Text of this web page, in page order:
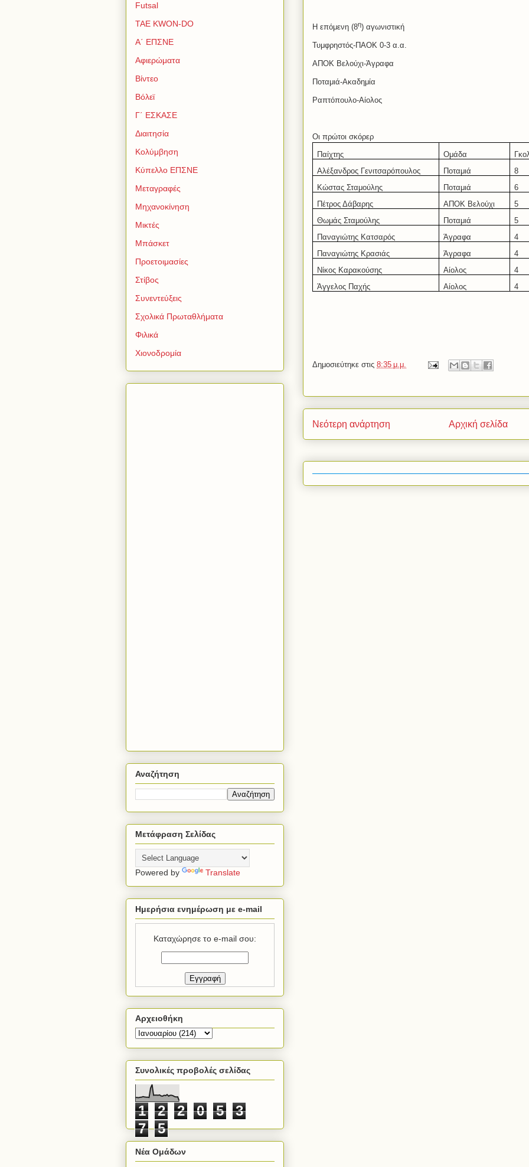
H επόμενη (8η) αγωνιστική
Τυμφρηστός-ΠΑΟΚ 0-3 α.α.
ΑΠΟΚ Βελούχι-Άγραφα
Ποταμιά-Ακαδημία
Ραπτόπουλο-Αίολος
Οι πρώτοι σκόρερ
Παίχτης
Ομάδα
Αλέξανδρος Γενιτσαρόπουλος
Ποταμιά
8
Κώστας Σταμούλης
Ποταμιά
6
Πέτρος Δάβαρης
ΑΠΟΚ Βελούχι
5
Θωμάς Σταμούλης
Ποταμιά
5
Παναγιώτης Κατσαρός
Άγραφα
4
Παναγιώτης Κρασιάς
Άγραφα
4
Νίκος Καρακούσης
Αίολος
4
Άγγελος Παχής
Αίολος 4
Δημοσιεύτηκε στις 8:35 μ.μ.
Νεότερη ανάρτηση Αρχική σελίδα
Futsal
TAE KWON-DO
Α΄ ΕΠΣΝΕ
Αφιερώματα
Βίντεο
Βόλεϊ
Γ΄ ΕΣΚΑΣΕ
Διαιτησία
Κολύμβηση
Κύπελλο ΕΠΣΝΕ
Μεταγραφές
Μηχανοκίνηση
Μικτές
Μπάσκετ
Προετοιμασίες
Στίβος
Συνεντεύξεις
Σχολικά Πρωταθλήματα
Φιλικά
Χιονοδρομία
Αναζήτηση
Μετάφραση Σελίδας
Powered by Translate
Ημερήσια ενημέρωση με e-mail
Καταχώρησε το e-mail σου:
Αρχειοθήκη
Συνολικές προβολές σελίδας
1 2 2 0 5
3
7
5
Νέα Ομάδων